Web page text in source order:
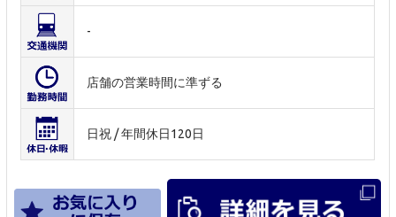
-
店舗の営業時間に準ずる
日祝 / 年間休日120日